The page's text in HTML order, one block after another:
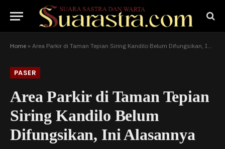
Home » Area Parkir di Taman Tepian Siring Kandilo Belum Difungsikan, Ini Alasannya
PASER
Area Parkir di Taman Tepian
Siring Kandilo Belum
Difungsikan, Ini Alasannya